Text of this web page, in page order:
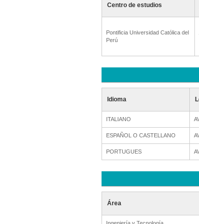
Centro de estudios
Pontificia Universidad Católica del
Perú
Idioma
ITALIANO
ESPAÑOL O CASTELLANO
PORTUGUES
Área